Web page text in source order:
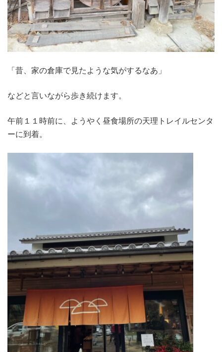
「昔、家の倉庫で見たような気がするなあ」
などと言いながら歩き続けます。
午前１１時前に、ようやく昼食場所の天理トレイルセンタ
ーに到着。